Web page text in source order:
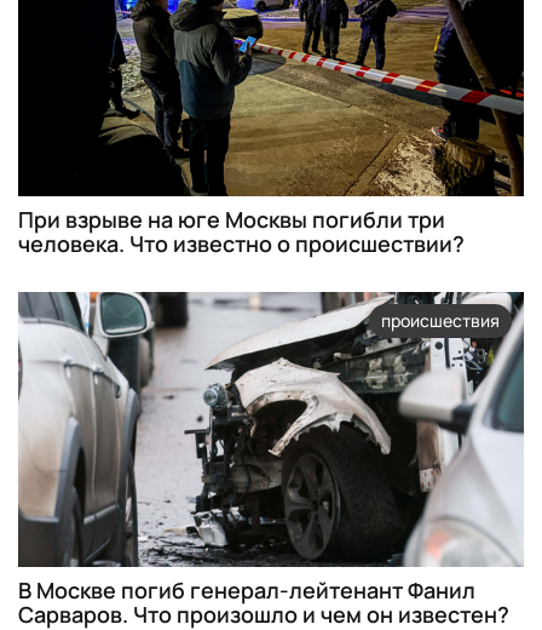
При взрыве на юге Москвы погибли три
человека. Что известно о происшествии?
происшествия
В Москве погиб генерал-лейтенант Фанил
Сарваров. Что произошло и чем он известен?